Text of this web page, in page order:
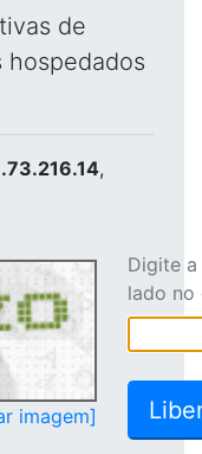
de
hospedados
,
imagem]
Digite
lado no